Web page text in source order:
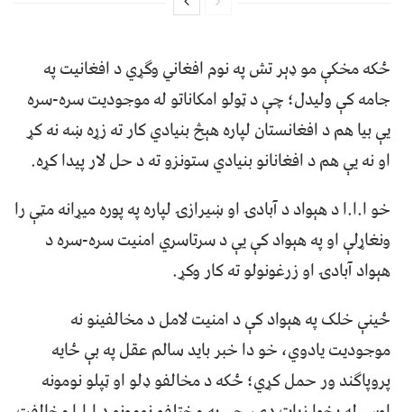
ځکه مخکې مو ډېر تش په نوم افغاني وګړي د افغانیت په
جامه کې ولیدل؛ چې د ټولو امکاناتو له موجودیت سره-سره
یې بیا هم د افغانستان لپاره هېڅ بنیادي کار ته زړه ښه نه کړ
او نه یې هم د افغانانو بنیادي ستونزو ته د حل لار پیدا کړه.
خو ا.ا.ا د هېواد د آبادۍ او ښیرازۍ لپاره په پوره میړانه مټې را
ونغاړلې او په هېواد کې یې د سرتاسري امنیت سره-سره د
هېواد آبادۍ او زرغونولو ته کار وکړ.
ځینې خلک په هېواد کې د امنیت لامل د مخالفینو نه
موجودیت یادوي، خو دا خبر باید سالم عقل په بې ځایه
پروپاګند ور حمل کړي؛ ځکه د مخالفو ډلو او ټپلو نومونه